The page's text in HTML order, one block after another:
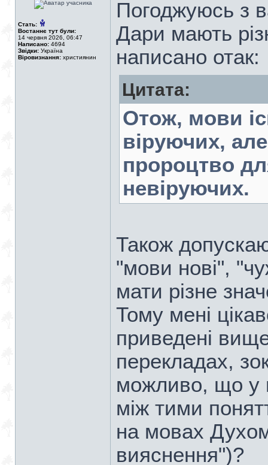
Стать:
Востаннє тут були:
14 червня 2026, 06:47
Написано: 4694
Звідки: Україна
Віровизнання: християнин
Погоджуюсь з
Дари мають
написано отак:
Цитата:
Отож, мови
віруючих,
пророцтво
невіруючих.
Також
"мови нові",
мати різне
Тому мені
приведені
перекладах,
можливо, що у
між тими
на мовах
вияснення")?